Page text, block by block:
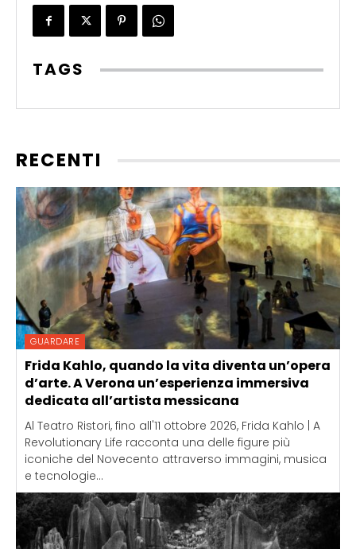
TAGS
RECENTI
GUARDARE
Frida Kahlo, quando la vita diventa un’opera
d’arte. A Verona un’esperienza immersiva
dedicata all’artista messicana
Al Teatro Ristori, fino all'11 ottobre 2026, Frida Kahlo | A
Revolutionary Life racconta una delle figure più
iconiche del Novecento attraverso immagini, musica
e tecnologie...